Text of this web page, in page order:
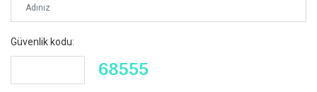
Güvenlik kodu: